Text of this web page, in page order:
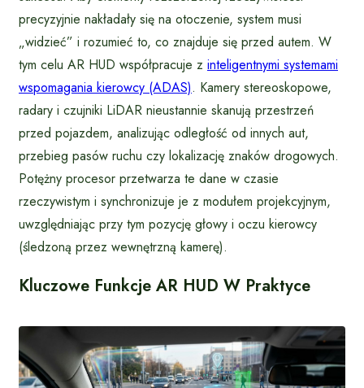
precyzyjnie nakładały się na otoczenie, system musi
„widzieć” i rozumieć to, co znajduje się przed autem. W
tym celu AR HUD współpracuje z inteligentnymi systemami
wspomagania kierowcy (ADAS). Kamery stereoskopowe,
radary i czujniki LiDAR nieustannie skanują przestrzeń
przed pojazdem, analizując odległość od innych aut,
przebieg pasów ruchu czy lokalizację znaków drogowych.
Potężny procesor przetwarza te dane w czasie
rzeczywistym i synchronizuje je z modułem projekcyjnym,
uwzględniając przy tym pozycję głowy i oczu kierowcy
(śledzoną przez wewnętrzną kamerę).
Kluczowe Funkcje AR HUD W Praktyce